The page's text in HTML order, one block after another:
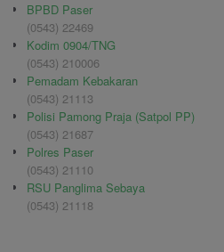
BPBD Paser
(0543) 22469
Kodim 0904/TNG
(0543) 210006
Pemadam Kebakaran
(0543) 21113
Polisi Pamong Praja (Satpol PP)
(0543) 21687
Polres Paser
(0543) 21110
RSU Panglima Sebaya
(0543) 21118